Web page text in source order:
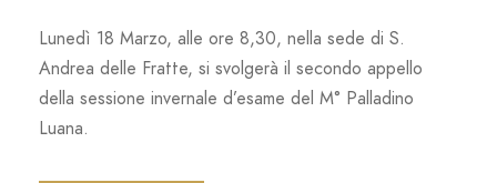
Lunedì 18 Marzo, alle ore 8,30, nella sede di S.
Andrea delle Fratte, si svolgerà il secondo appello
della sessione invernale d’esame del M° Palladino
Luana.